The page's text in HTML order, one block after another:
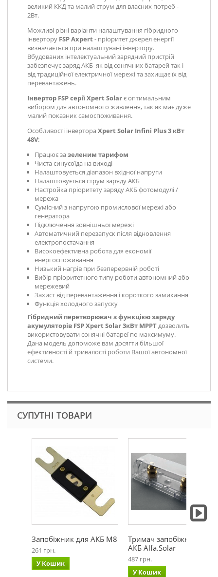
великий ККД та малий струм для власних потреб -
2Вт.
Можливі різні варіанти налаштування гібридного
інвертору FSP Axpert - пріоритет джерел енергії
визначається при налаштувані інвертору.
Вбудованих інтелектуальний зарядний пристрій
забезпечує заряд АКБ як від сонячних батарей так і
від традиційної електричної мережі та захищає їх від
перевантажень.
Інвертор FSPсеріїXpert Solarє оптимальним
вибором для автономного живлення, так як має дуже
малий показник самоспоживання.
Особливості інвертораXpert Solar Infini Plus 3 кВт
48V:
Працює зазеленим тарифом
Чиста синусоїда на виході
Налаштовується діапазон вхідної напруги
Налаштовується струм заряду АКБ
Настройка пріоритету заряду АКБ фотомодулі /
мережа
Сумісний з напругою промислової мережі або
генератора
Підключення зовнішньої мережі
Автоматичний перезапуск після відновлення
електропостачання
Високоефективна робота для економії
енергоспоживання
Низький нагрів при безперервній роботі
Вибір пріоритетного типу роботи автономний або
мережевий
Захист від перевантаження і короткого замикання
Функція холодного запуску
Гібридний перетворювач з функцією заряду
акумуляторів FSP Xpert Solar 3кВт MPPTдозволить
використовувати сонячні батареї по максимуму.
Дана модель допоможе вам досягти більшої
ефективності й тривалості роботи Вашої автономної
системи.
СУПУТНІ ТОВАРИ
Запобіжник для АКБ М8
261 грн.
У Кошик
Тримач запобіжника
АКБ Alfa.Solar
487 грн.
У Кошик